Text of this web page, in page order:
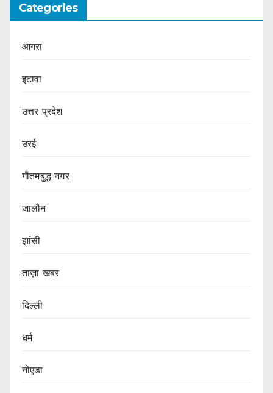
Categories
आगरा
इटावा
उत्तर प्रदेश
उरई
गौतमबुद्ध नगर
जालौन
झांसी
ताज़ा खबर
दिल्ली
धर्म
नोएडा